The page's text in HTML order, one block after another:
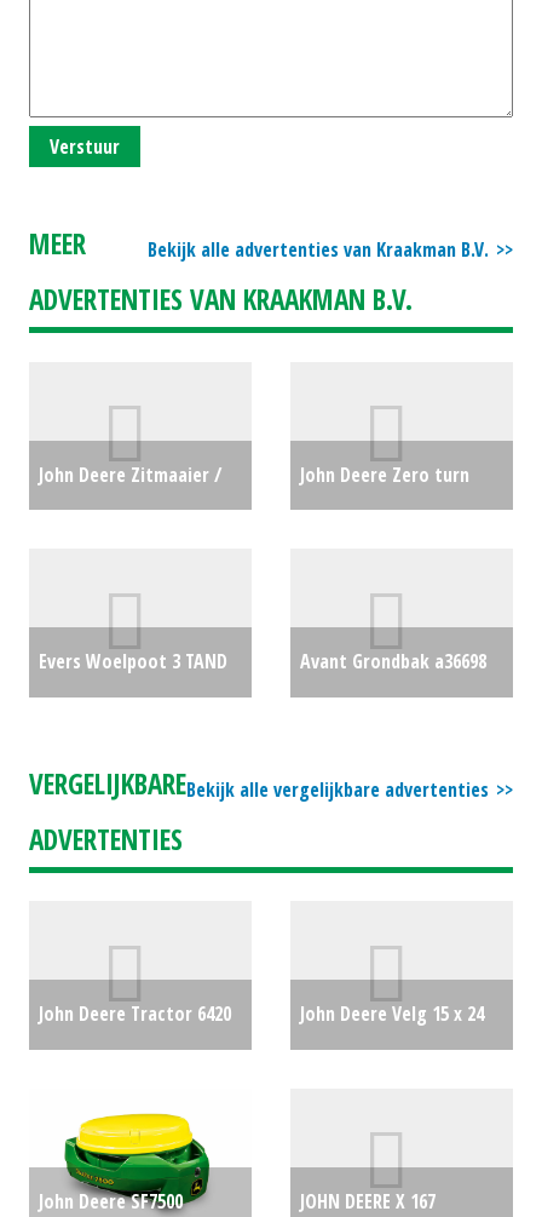
Verstuur
Bekijk alle advertenties van Kraakman B.V.
MEER
ADVERTENTIES VAN KRAAKMAN B.V.
John Deere Zitmaaier /
John Deere Zero turn
Evers Woelpoot 3 TAND
Avant Grondbak a36698
Bekijk alle vergelijkbare advertenties
VERGELIJKBARE
ADVERTENTIES
John Deere Tractor 6420
John Deere Velg 15 x 24
John Deere SF7500
JOHN DEERE X 167